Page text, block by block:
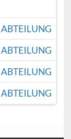
ABTEILUNG
ABTEILUNG
ABTEILUNG
ABTEILUNG